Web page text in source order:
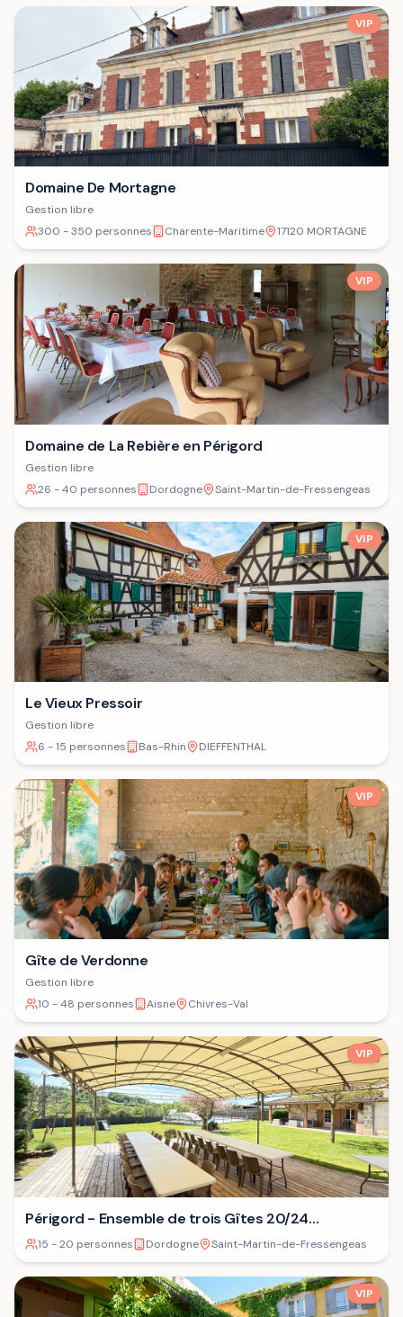
VIP
Domaine De Mortagne
Gestion libre
300 - 350 personnes
Charente-Maritime 17120 MORTAGNE
VIP
Domaine de La Rebière en Périgord
Gestion libre
26 - 40 personnes
Dordogne Saint-Martin-de-Fressengeas
VIP
Le Vieux Pressoir
Gestion libre
6 - 15 personnes
Bas-Rhin DIEFFENTHAL
VIP
Gîte de Verdonne
Gestion libre
10 - 48 personnes
Aisne Chivres-Val
VIP
Périgord - Ensemble de trois Gîtes 20/24
personnes⁷
15 - 20 personnes Dordogne Saint-Martin-de-Fressengeas
VIP